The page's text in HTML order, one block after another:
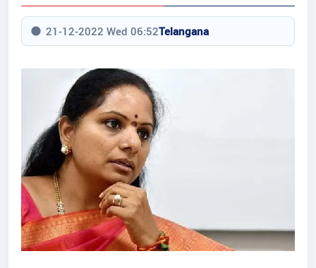
21-12-2022 Wed 06:52Telangana